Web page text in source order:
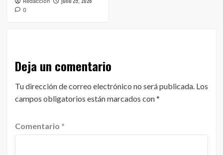
0
Deja un comentario
Tu dirección de correo electrónico no será publicada. Los
campos obligatorios están marcados con*
Comentario *